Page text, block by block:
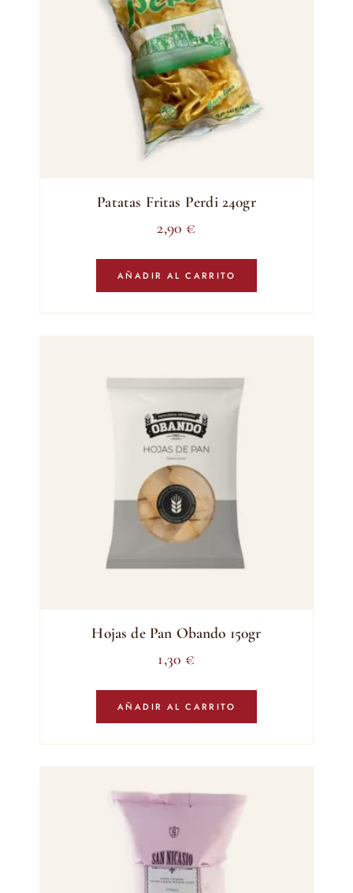
Patatas Fritas Perdi 240gr
2,90 €
AÑADIR AL CARRITO
Hojas de Pan Obando 150gr
1,30 €
AÑADIR AL CARRITO